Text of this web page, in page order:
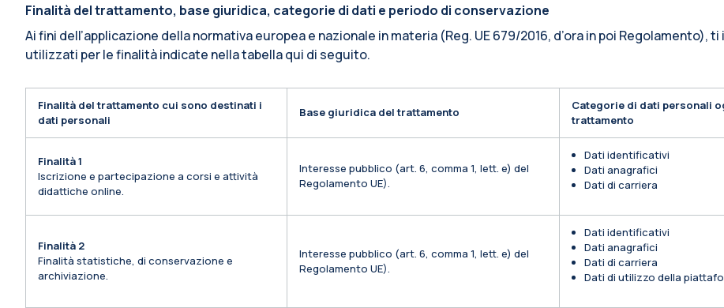
Finalità del trattamento, base giuridica, categorie di dati e periodo di conservazione
Ai fini dell’applicazione della normativa europea e nazionale in materia (Reg. UE 679/2016, d’ora in poi
utilizzati per le finalità indicate nella tabella qui di seguito.
Finalità del trattamento cui sono destinati i
dati personali
Base giuridica del trattamento
Categorie di dati personali
trattamento
Finalità 1
Iscrizione e partecipazione a corsi e attività
didattiche online.
Interesse pubblico (art. 6, comma 1, lett. e) del
Regolamento UE).
Dati identificativi
Dati anagrafici
Dati di carriera
Finalità 2
Finalità statistiche, di conservazione e
archiviazione.
Interesse pubblico (art. 6, comma 1, lett. e) del
Regolamento UE).
Dati identificativi
Dati anagrafici
Dati di carriera
Dati di utilizzo della